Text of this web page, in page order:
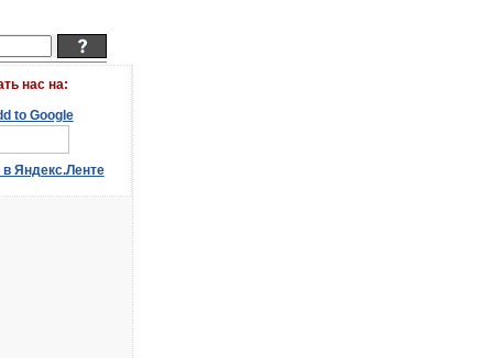
наc на: